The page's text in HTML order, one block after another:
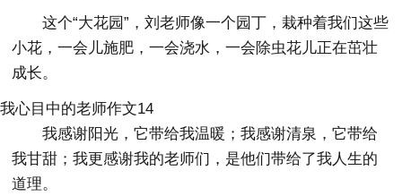
这个“大花园”，刘老师像一个园丁，栽种着我们这些
小花，一会儿施肥，一会浇水，一会除虫花儿正在茁壮
成长。
我心目中的老师作文14
我感谢阳光，它带给我温暖；我感谢清泉，它带给
我甘甜；我更感谢我的老师们，是他们带给了我人生的
道理。